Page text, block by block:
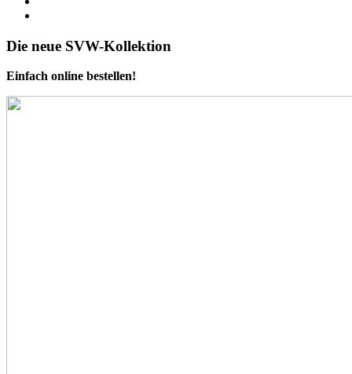
Die neue SVW-Kollektion
Einfach online bestellen!